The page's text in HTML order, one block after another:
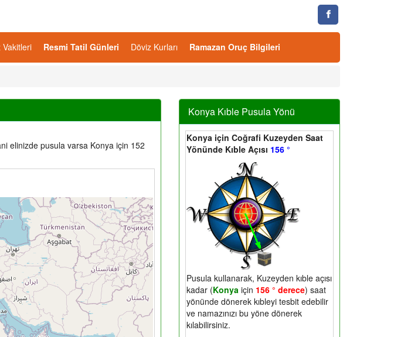
Vakitleri Resmi Tatil Günleri Döviz Kurları Ramazan Oruç Bilgileri
elinizde pusula varsa Konya için 152
Konya Kıble Pusula Yönü
Konya için Coğrafi Kuzeyden Saat
Yönünde Kıble Açısı 156 °
Pusula kullanarak, Kuzeyden kıble açısı
kadar (Konya için 156 ° derece) saat
yönünde dönerek kıbleyi tesbit edebilir
ve namazınızı bu yöne dönerek
kılabilirsiniz.